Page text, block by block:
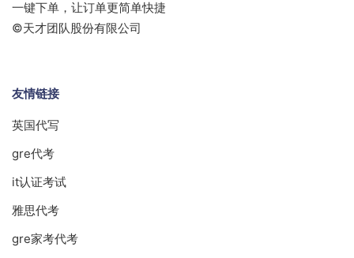
一键下单，让订单更简单快捷
©天才团队股份有限公司
友情链接
英国代写
gre代考
it认证考试
雅思代考
gre家考代考